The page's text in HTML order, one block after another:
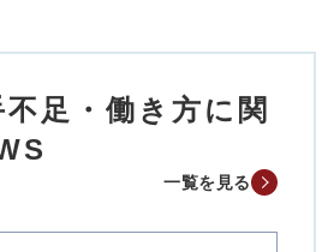
不足・働き方に関
一覧を見る